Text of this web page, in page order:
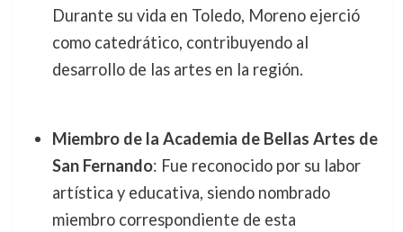
Durante su vida en Toledo, Moreno ejerció
como catedrático, contribuyendo al
desarrollo de las artes en la región.
Miembro de la Academia de Bellas Artes de
San Fernando: Fue reconocido por su labor
artística y educativa, siendo nombrado
miembro correspondiente de esta